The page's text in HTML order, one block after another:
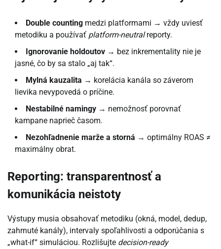
Double counting medzi platformami → vždy uviesť
metodiku a používať platform-neutralreporty.
Ignorovanie holdoutov → bez inkrementality nie je
jasné, čo by sa stalo „aj tak“.
Mylná kauzalita → korelácia kanála so záverom
lievika nevypovedá o príčine.
Nestabilné namingy → nemožnosť porovnať
kampane naprieč časom.
Nezohľadnenie marže a storná → optimálny ROAS ≠
maximálny obrat.
Reporting: transparentnosť a
komunikácia neistoty
Výstupy musia obsahovať metodiku (okná, model, dedup,
zahrnuté kanály), intervaly spoľahlivosti a odporúčania s
„what-if“ simuláciou. Rozlišujte decision-ready